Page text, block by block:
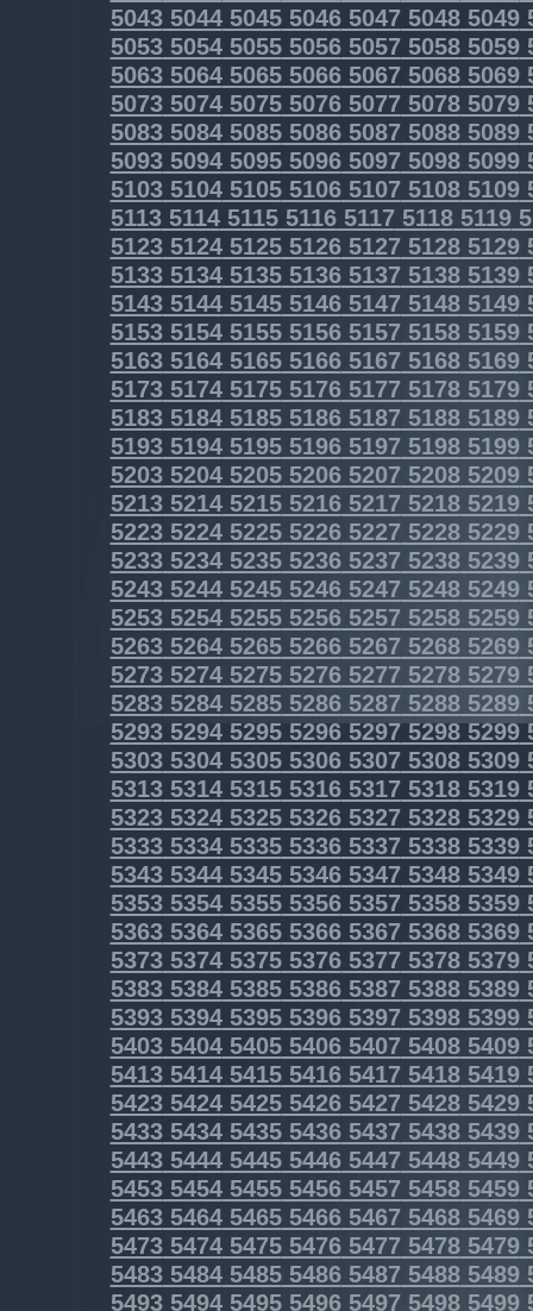
5043504450455046504750485049
5053505450555056505750585059
5063506450655066506750685069
5073507450755076507750785079
5083508450855086508750885089
5093509450955096509750985099
5103510451055106510751085109
5113511451155116511751185119
5123512451255126512751285129
5133513451355136513751385139
51435144514551465147 51485149
51535154515551565157 51585159
51635164516551665167 51685169
51735174517551765177 51785179
51835184518551865187 51885189
51935194519551965197 51985199
52035204520552065207 52085209
52135214521552165217 52185219
52235224522552265227 52285229
52335234523552365237 52385239
52435244524552465247 52485249
52535254525552565257 52585259
52635264526552665267 52685269
52735274527552765277 52785279
52835284528552865287 52885289
5293529452955296529752985299
5303530453055306530753085309
5313531453155316531753185319
5323532453255326532753285329
5333533453355336533753385339
5343534453455346534753485349
5353535453555356535753585359
5363536453655366536753685369
5373537453755376537753785379
5383538453855386538753885389
5393539453955396539753985399
5403540454055406540754085409
5413541454155416541754185419
5423542454255426542754285429
5433543454355436543754385439
54435444544554465447 54485449
5453545454555456545754585459
54635464546554665467 54685469
54735474547554765477 54785479
54835484548554865487 54885489
54935494549554965497 54985499